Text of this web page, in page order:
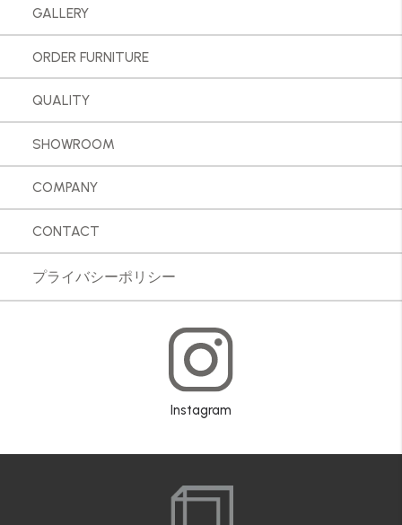
GALLERY
ORDER FURNITURE
QUALITY
SHOWROOM
COMPANY
CONTACT
プライバシーポリシー
Instagram